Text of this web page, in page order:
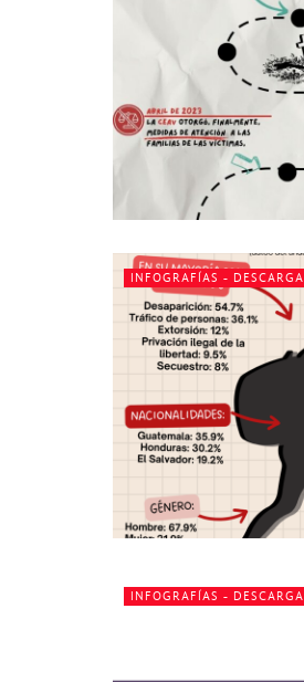
INFOGRAFÍAS - DESCARGA
INFOGRAFÍAS - DESCARGA